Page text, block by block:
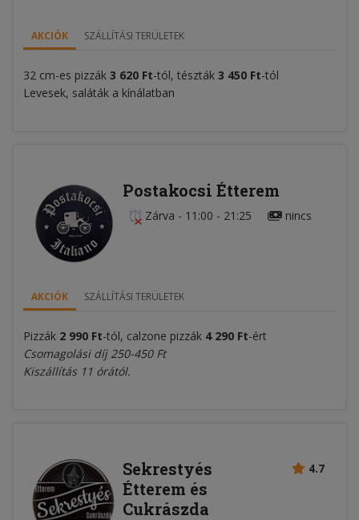
AKCIÓK SZÁLLÍTÁSI TERÜLETEK
32 cm-es pizzák 3 620 Ft-tól, tészták 3 450 Ft-tól
Levesek, saláták a kínálatban
Postakocsi Étterem
Zárva - 11:00 - 21:25 nincs
AKCIÓK SZÁLLÍTÁSI TERÜLETEK
Pizzák 2 990 Ft-tól, calzone pizzák 4290 Ft-ért
Csomagolási díj 250-450 Ft
Kiszállítás 11 órától.
4.7
Sekrestyés
Étterem és
Cukrászda